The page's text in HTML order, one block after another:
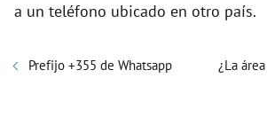
a un teléfono ubicado en otro país.
Prefijo +355 de Whatsapp ¿La